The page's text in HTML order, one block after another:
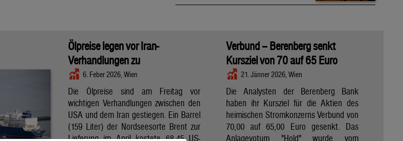
Ölpreise legen vor Iran-
Verhandlungen zu
6. Feber 2026, Wien
Die Ölpreise sind am Freitag vor
wichtigen Verhandlungen zwischen den
USA und dem Iran gestiegen. Ein Barrel
(159 Liter) der Nordseesorte Brent zur
Lieferung im April kostete 68,45 US-
Verbund – Berenberg senkt
Kursziel von 70 auf 65 Euro
21. Jänner 2026, Wien
Die Analysten der Berenberg Bank
haben ihr Kursziel für die Aktien des
heimischen Stromkonzerns Verbund von
70,00 auf 65,00 Euro gesenkt. Das
Anlagevotum "Hold" wurde vom